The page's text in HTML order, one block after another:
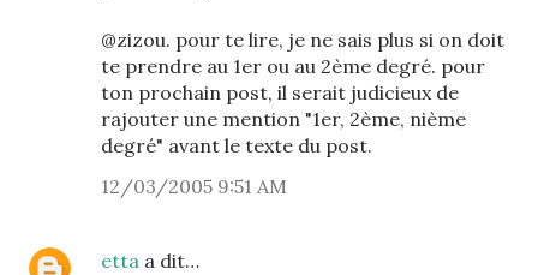
@zizou. pour te lire, je ne sais plus si on doit
te prendre au 1er ou au 2ème degré. pour
ton prochain post, il serait judicieux de
rajouter une mention "1er, 2ème, nième
degré" avant le texte du post.
12/03/2005 9:51 AM
etta a dit…